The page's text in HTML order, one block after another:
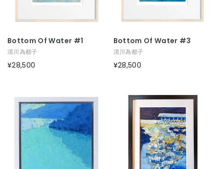
Bottom Of Water #1
清川為都子
¥28,500
Bottom Of Water #3
清川為都子
¥28,500